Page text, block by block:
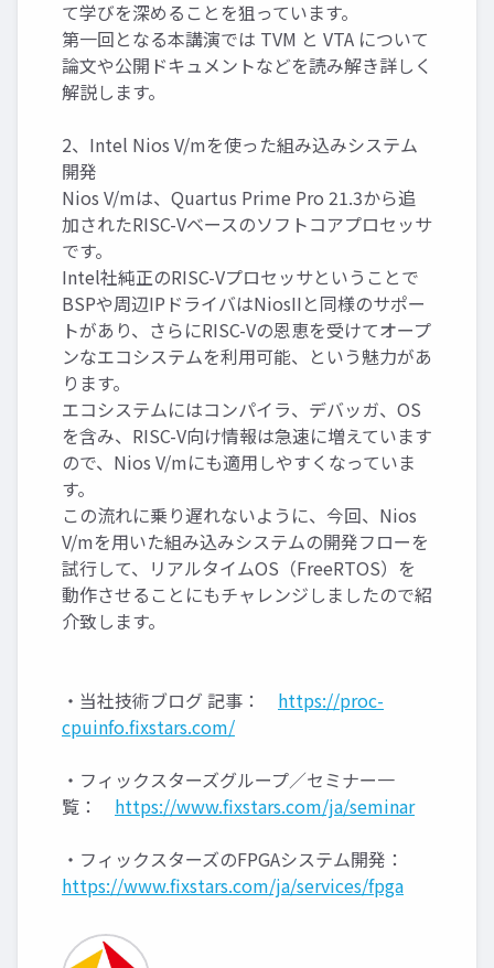
て学びを深めることを狙っています。
第一回となる本講演では TVM と VTA について
論文や公開ドキュメントなどを読み解き詳しく
解説します。
2、Intel Nios V/mを使った組み込みシステム
開発
Nios V/mは、Quartus Prime Pro 21.3から追
加されたRISC-Vベースのソフトコアプロセッサ
です。
Intel社純正のRISC-Vプロセッサということで
BSPや周辺IPドライバはNiosIIと同様のサポー
トがあり、さらにRISC-Vの恩恵を受けてオープ
ンなエコシステムを利用可能、という魅力があ
ります。
エコシステムにはコンパイラ、デバッガ、OS
を含み、RISC-V向け情報は急速に増えています
ので、Nios V/mにも適用しやすくなっていま
す。
この流れに乗り遅れないように、今回、Nios
V/mを用いた組み込みシステムの開発フローを
試行して、リアルタイムOS（FreeRTOS）を
動作させることにもチャレンジしましたので紹
介致します。
・当社技術ブログ 記事： https://proc-
cpuinfo.fixstars.com/
・フィックスターズグループ／セミナー一
覧： https://www.fixstars.com/ja/seminar
・フィックスターズのFPGAシステム開発：
https://www.fixstars.com/ja/services/fpga